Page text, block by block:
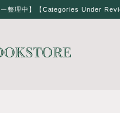
整理中】【Categories Under